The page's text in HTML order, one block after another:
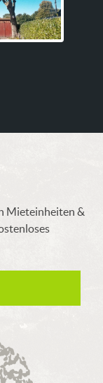
Mieteinheiten &